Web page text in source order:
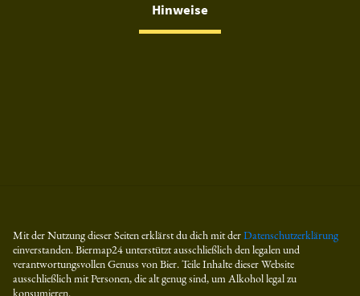
Hinweise
Mit der Nutzung dieser Seiten erklärst du dich mit derDatenschutzerklärung
einverstanden. Biermap24 unterstützt ausschließlich den legalen und
verantwortungsvollen Genuss von Bier. Teile Inhalte dieser Website
ausschließlich mit Personen, die alt genug sind, um Alkohol legal zu
konsumieren.